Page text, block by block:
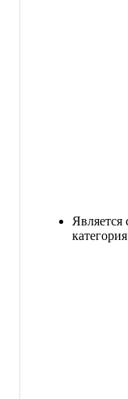
Является